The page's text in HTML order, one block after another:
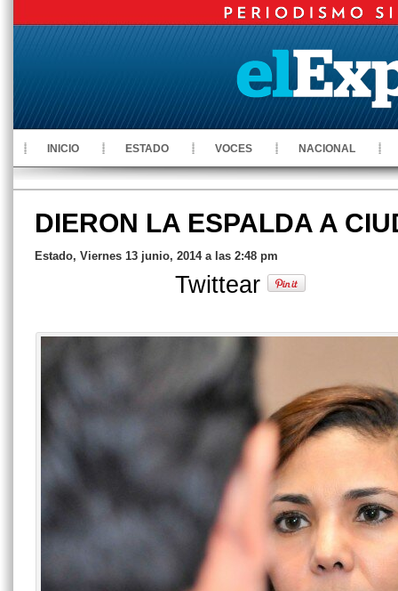
INICIO ESTADO VOCES NACIONAL
DIERON LA ESPALDA A
Estado, Viernes 13 junio, 2014 a las 2:48 pm
Twittear